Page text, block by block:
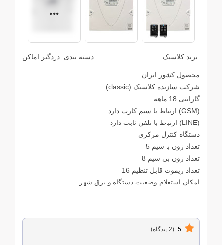
برند:کلاسیک دسته بندی: دزدگیر اماکن
محصول کشور ایران
شرکت سازنده کلاسیک (classic)
گارانتی 18 ماهه
(GSM) ارتباط با سیم کارت دارد
(LINE) ارتباط با تلفن ثابت دارد
دستگاه کنترل مرکزی
تعداد زون با سیم 5
تعداد زون بی سیم 8
تعداد ریموت قابل تنظیم 16
امکان استعلام وضعیت دستگاه و برق شهر
5 (2 دیدگاه)